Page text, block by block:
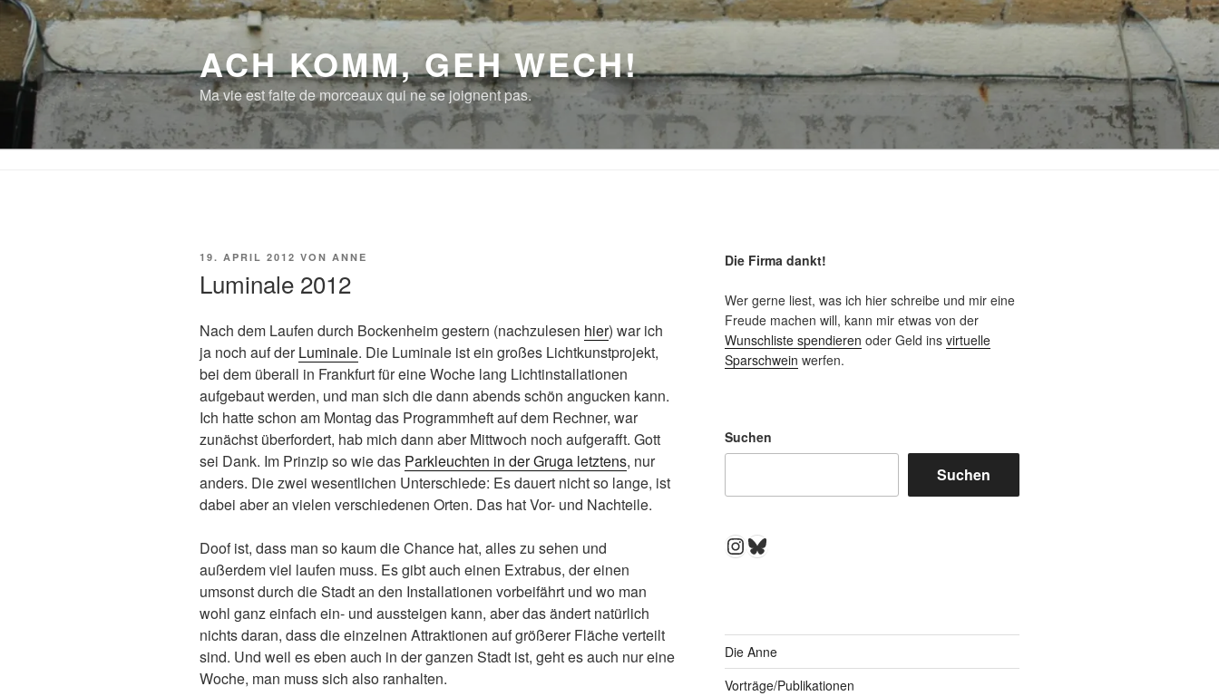
Zum
Inhalt
springen
ACH KOMM, GEH WECH!
Ma vie est faite de morceaux qui ne se joignent pas.
VERÖFFENTLICHT
19. APRIL 2012 VON ANNE
Luminale 2012
Nach dem Laufen durch Bockenheim gestern (nachzulesen hier) war ich
ja noch auf derLuminale. Die Luminale ist ein großes Lichtkunstprojekt,
bei dem überall in Frankfurt für eine Woche lang Lichtinstallationen
aufgebaut werden, und man sich die dann abends schön angucken kann.
Ich hatte schon am Montag das Programmheft auf dem Rechner, war
zunächst überfordert, hab mich dann aber Mittwoch noch aufgerafft. Gott
sei Dank. Im Prinzip so wie das Parkleuchten in der Gruga letztens, nur
anders. Die zwei wesentlichen Unterschiede: Es dauert nicht so lange, ist
dabei aber an vielen verschiedenen Orten. Das hat Vor- und Nachteile.
Doof ist, dass man so kaum die Chance hat, alles zu sehen und
außerdem viel laufen muss. Es gibt auch einen Extrabus, der einen
umsonst durch die Stadt an den Installationen vorbeifährt und wo man
wohl ganz einfach ein- und aussteigen kann, aber das ändert natürlich
nichts daran, dass die einzelnen Attraktionen auf größerer Fläche verteilt
sind. Und weil es eben auch in der ganzen Stadt ist, geht es auch nur eine
Woche, man muss sich also ranhalten.
Die Firma dankt!
Wer gerne liest, was ich hier schreibe und mir eine
Freude machen will, kann mir etwas von der
Wunschliste spendieren oder Geld ins virtuelle
Sparschwein werfen.
Suchen
Suchen
Instagram
Bluesky
Die Anne
Vorträge/Publikationen